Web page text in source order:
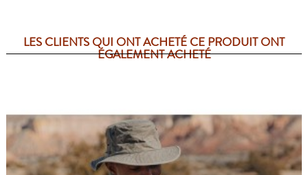
LES CLIENTS QUI ONT ACHETÉ CE PRODUIT ONT
ÉGALEMENT ACHETÉ